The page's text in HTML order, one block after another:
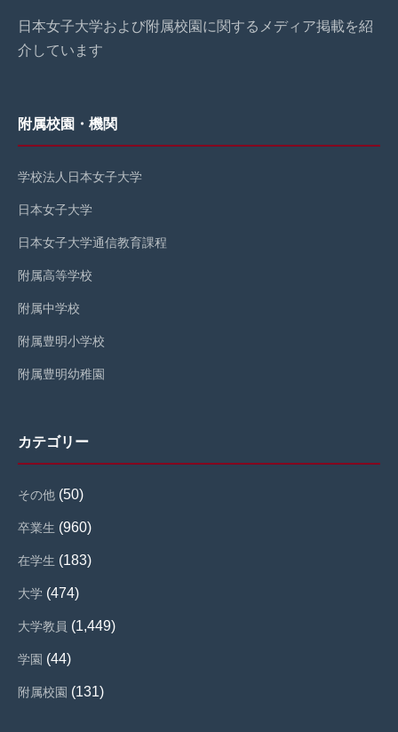
日本女子大学および附属校園に関するメディア掲載を紹
介しています
附属校園・機関
学校法人日本女子大学
日本女子大学
日本女子大学通信教育課程
附属高等学校
附属中学校
附属豊明小学校
附属豊明幼稚園
カテゴリー
その他 (50)
卒業生 (960)
在学生 (183)
大学 (474)
大学教員 (1,449)
学園 (44)
附属校園 (131)